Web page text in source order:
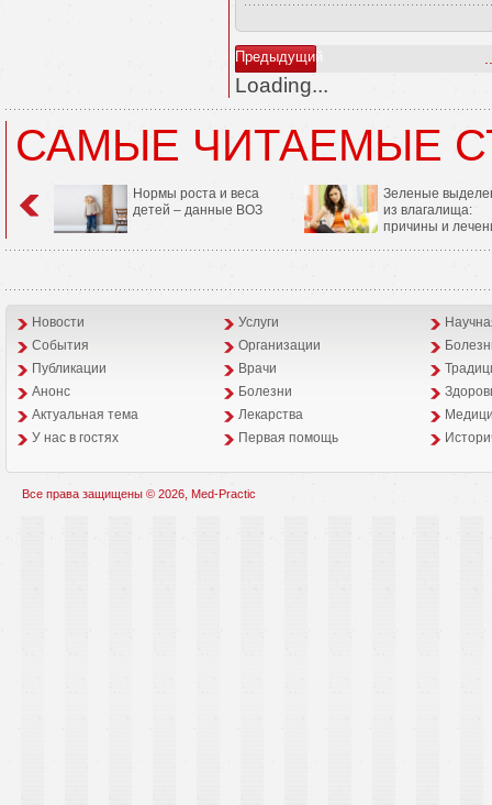
Предыдущий
Loading...
САМЫЕ ЧИТАЕМЫЕ
Нормы роста и веса
детей – данные ВОЗ
Зеленые
из влагалища:
причины и
Новости Услуги
События
Организации
Публикации
Врачи
Анонс
Болезни
Aктуальная тема
Лекарства
У нас в гостях
Первая помощь
Все права защищены © 2026, Med-Practic